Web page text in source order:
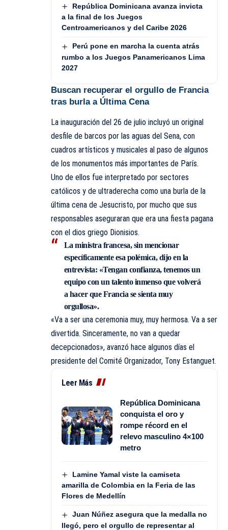
República Dominicana avanza invicta
a la final de los Juegos
Centroamericanos y del Caribe 2026
Perú pone en marcha la cuenta atrás
rumbo a los Juegos Panamericanos Lima
2027
Buscan recuperar el orgullo de Francia
tras burla a Última Cena
La inauguración del 26 de julio incluyó un original
desfile de barcos por las aguas del Sena, con
cuadros artísticos y musicales al paso de algunos
de los monumentos más importantes de París.
Uno de ellos fue interpretado por sectores
católicos y de ultraderecha como una burla de la
última cena de Jesucristo, por mucho que sus
responsables aseguraran que era una fiesta pagana
con el dios griego Dionisios.
La ministra francesa, sin mencionar
específicamente esa polémica, dijo en la
entrevista: «Tengan confianza, tenemos un
equipo con un talento inmenso que volverá
a hacer que Francia se sienta muy
orgullosa».
«Va a ser una ceremonia muy, muy hermosa. Va a ser
divertida. Sinceramente, no van a quedar
decepcionados», avanzó hace algunos días el
presidente del Comité Organizador, Tony Estanguet.
Leer Más
República Dominicana
conquista el oro y
rompe récord en el
relevo masculino 4×100
metro
Lamine Yamal viste la camiseta
amarilla de Colombia en la Feria de las
Flores de Medellín
Juan Núñez asegura que la medalla no
llegó, pero el orgullo de representar al